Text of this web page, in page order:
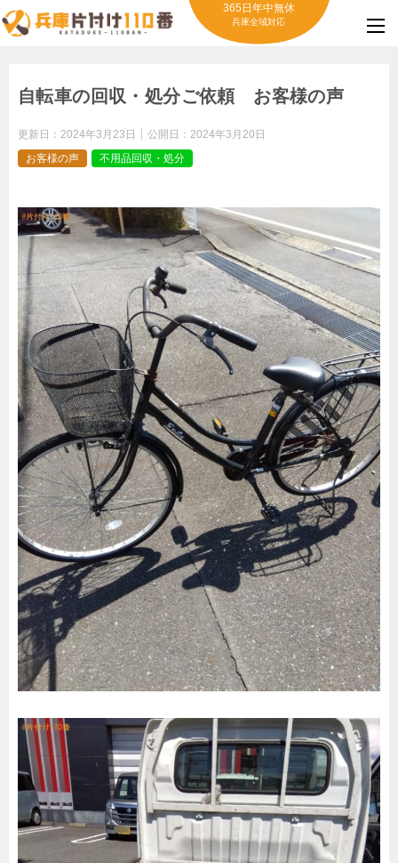
365日年中無休
兵庫全域対応
自転車の回収・処分ご依頼 お客様の声
更新日： 2024年3月23日 公開日： 2024年3月20日
お客様の声
不用品回収・処分